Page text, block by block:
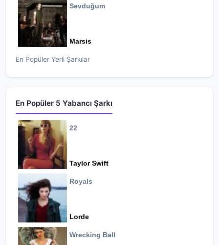
Sevduğum
Marsis
En Popüler Yerli Şarkılar
En Popüler 5 Yabancı Şarkı
22
Taylor Swift
Royals
Lorde
Wrecking Ball